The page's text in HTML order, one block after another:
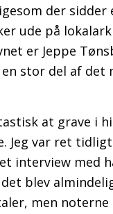
der sidder
ude på
er Jeppe
stor del af det
at grave i
Jeg var ret
interview med
blev
men noterne